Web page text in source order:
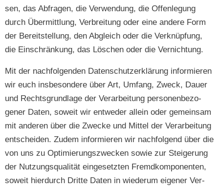
sen, das Abfra­gen, die Ver­wen­dung, die Offen­le­gung
durch Über­mit­tlung, Ver­bre­itung oder eine andere Form
der Bere­it­stel­lung, den Abgle­ich oder die Verknüp­fung,
die Ein­schränkung, das Löschen oder die Vernichtung.
Mit der nach­fol­gen­den Daten­schutzerk­lärung informieren
wir euch ins­beson­dere über Art, Umfang, Zweck, Dauer
und Rechts­grund­lage der Ver­ar­beitung per­so­n­en­be­zo­
gen­er Dat­en, soweit wir entwed­er allein oder gemein­sam
mit anderen über die Zwecke und Mit­tel der Ver­ar­beitung
entschei­den. Zudem informieren wir nach­fol­gend über die
von uns zu Opti­mierungszweck­en sowie zur Steigerung
der Nutzungsqual­ität einge­set­zten Fremd­kom­po­nen­ten,
soweit hier­durch Dritte Dat­en in wiederum eigen­er Ver­